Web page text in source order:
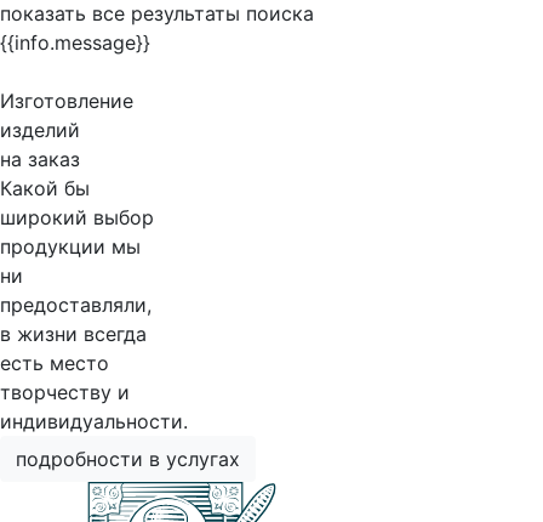
показать все результаты поиска
{{info.message}}
Изготовление
изделий
на заказ
Какой бы
широкий выбор
продукции мы
ни
предоставляли,
в жизни всегда
есть место
творчеству и
индивидуальности.
подробности в услугах